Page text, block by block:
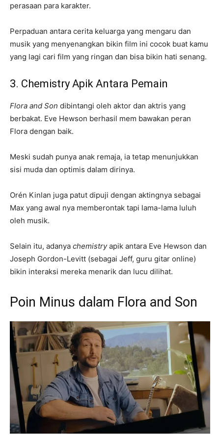
perasaan para karakter.
Perpaduan antara cerita keluarga yang mengaru dan
musik yang menyenangkan bikin film ini cocok buat kamu
yang lagi cari film yang ringan dan bisa bikin hati senang.
3. Chemistry Apik Antara Pemain
Flora and Son dibintangi oleh aktor dan aktris yang
berbakat. Eve Hewson berhasil mem bawakan peran
Flora dengan baik.
Meski sudah punya anak remaja, ia tetap menunjukkan
sisi muda dan optimis dalam dirinya.
Orén Kinlan juga patut dipuji dengan aktingnya sebagai
Max yang awal nya memberontak tapi lama-lama luluh
oleh musik.
Selain itu, adanya chemistryapik antara Eve Hewson dan
Joseph Gordon-Levitt (sebagai Jeff, guru gitar online)
bikin interaksi mereka menarik dan lucu dilihat.
Poin Minus dalam Flora and Son